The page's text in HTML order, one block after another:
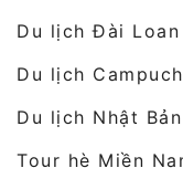
Du lịch Đài Loan
Du lịch
Du lịch Nhật Bản
Tour hè Miền